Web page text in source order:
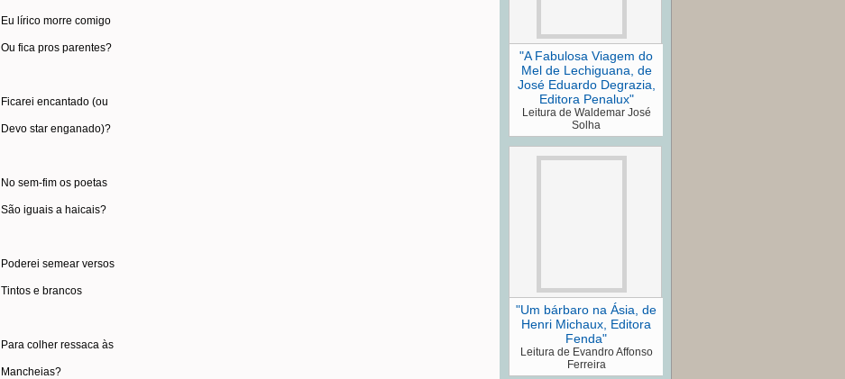
Eu lírico morre comigo
Ou fica pros parentes?
Ficarei encantado (ou
Devo star enganado)?
No sem-fim os poetas
São iguais a haicais?
Poderei semear versos
Tintos e brancos
Para colher ressaca às
Mancheias?
"A Fabulosa Viagem do
Mel de Lechiguana, de
José Eduardo Degrazia,
Editora Penalux"
Leitura de Waldemar José
Solha
"Um bárbaro na Ásia, de
Henri Michaux, Editora
Fenda"
Leitura de Evandro Affonso
Ferreira